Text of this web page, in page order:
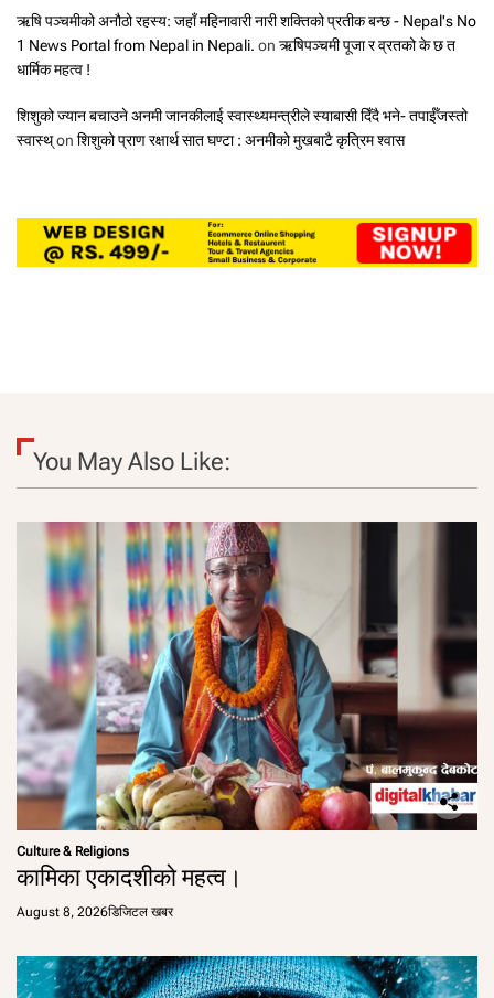
ऋषि पञ्चमीको अनौठो रहस्य: जहाँ महिनावारी नारी शक्तिको प्रतीक बन्छ - Nepal's No
1 News Portal from Nepal in Nepali. on ऋषिपञ्चमी पूजा र व्रतको के छ त
धार्मिक महत्व !
शिशुको ज्यान बचाउने अनमी जानकीलाई स्वास्थ्यमन्त्रीले स्याबासी दिँदै भने- तपाईँजस्तो
स्वास्थ्on शिशुको प्राण रक्षार्थ सात घण्टा : अनमीको मुखबाटै कृत्रिम श्वास
You May Also Like:
Culture & Religions
कामिका एकादशीको महत्व।
August 8, 2026डिजिटल खबर